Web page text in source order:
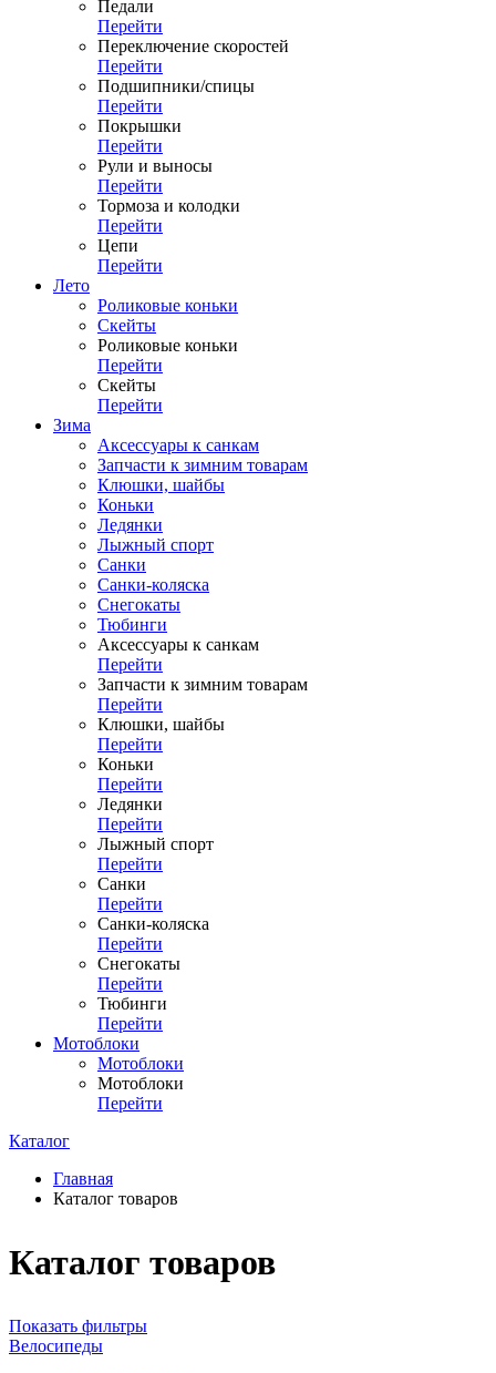
Педали
Перейти
Переключение скоростей
Перейти
Подшипники/спицы
Перейти
Покрышки
Перейти
Рули и выносы
Перейти
Тормоза и колодки
Перейти
Цепи
Перейти
Лето
Роликовые коньки
Скейты
Роликовые коньки
Перейти
Скейты
Перейти
Зима
Аксессуары к санкам
Запчасти к зимним товарам
Клюшки, шайбы
Коньки
Ледянки
Лыжный спорт
Санки
Санки-коляска
Снегокаты
Тюбинги
Аксессуары к санкам
Перейти
Запчасти к зимним товарам
Перейти
Клюшки, шайбы
Перейти
Коньки
Перейти
Ледянки
Перейти
Лыжный спорт
Перейти
Санки
Перейти
Санки-коляска
Перейти
Снегокаты
Перейти
Тюбинги
Перейти
Мотоблоки
Мотоблоки
Мотоблоки
Перейти
Каталог
Главная
Каталог товаров
Каталог товаров
Показать фильтры
Велосипеды